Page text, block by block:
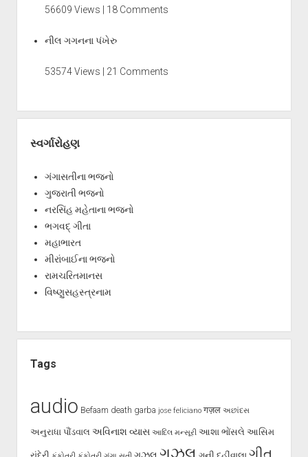
56609 Views | 18 Comments
નીલ ગગનના પંખેરુ
53574 Views | 21 Comments
સ્વર્ગારોહણ
ગંગાસતીના ભજનો
ગુજરાતી ભજનો
નરસિંહ મહેતાના ભજનો
ભગવદ્ ગીતા
મહાભારત
મીરાંબાઈના ભજનો
રામચરિતમાનસ
વિષ્ણુસહસ્ત્રનામ
Tags
audio Befaam death garba jose feliciano गज़ल અછાંદસ
અનુરાધા પૌંડવાલ અવિનાશ વ્યાસ આદિલ મન્સૂરી આશા ભોંસલે આસિમ
ગઝલ ગીત